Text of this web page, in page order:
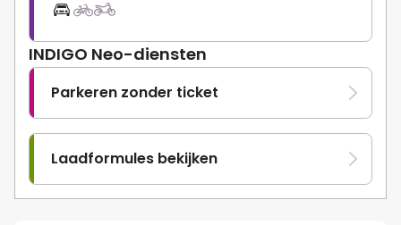
INDIGO Neo-diensten
Parkeren zonder ticket
Laadformules bekijken